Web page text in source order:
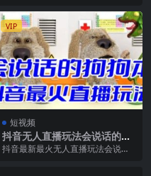
现在市场行情...
VIP
短视频
抖音无人直播玩法会说话的狗
狗本弹幕礼物互动小游戏（游
抖音最新最火无人直播玩法会说话